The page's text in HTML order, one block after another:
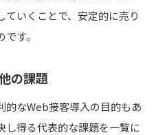
いくことで、安定的に売り
す。
の課題
的なWeb接客導入の目的もあ
し得る代表的な課題を一覧に